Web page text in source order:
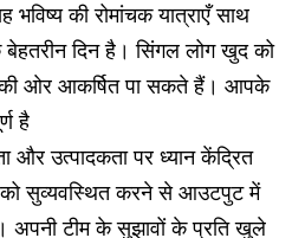
की रोमांचक यात्राएँ साथ
दिन है। सिंगल लोग खुद को
की ओर आकर्षित पा सकते हैं। आपके
है
और उत्पादकता पर ध्यान केंद्रित
सुव्यवस्थित करने से आउटपुट में
अपनी टीम के सुझावों के प्रति खुले